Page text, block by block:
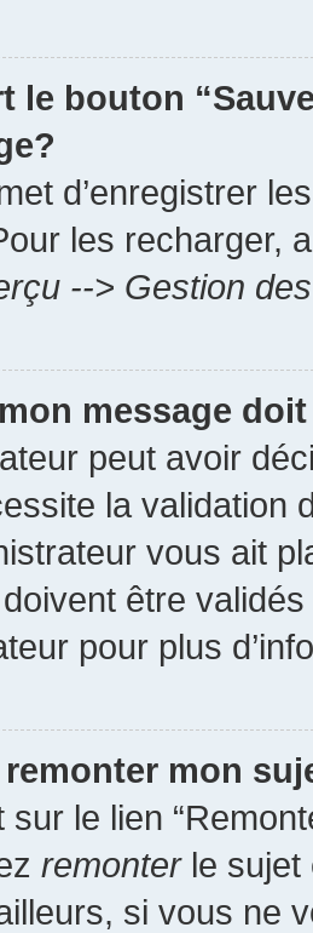
le bouton
d’enregistrer
les recharger,
--> Gestion
message
peut avoir
la validation
vous ait
être
pour plus
mon
sur le lien
remonterle sujet
si vous ne